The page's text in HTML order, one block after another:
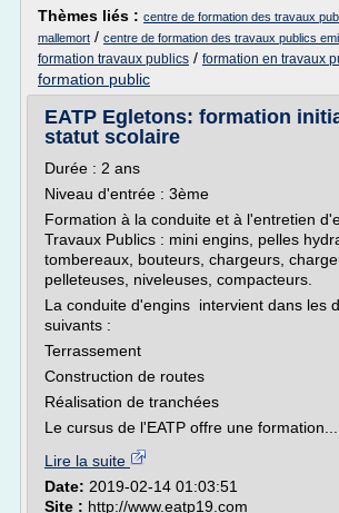
Thèmes liés : centre de formation des travaux
mallemort / centre de formation des travaux publics
formation travaux publics / formation en travaux
formation public
EATP Egletons: formation
statut scolaire
Durée : 2 ans
Niveau d'entrée : 3ème
Formation à la conduite et à l'entretien
Travaux Publics : mini engins, pelles
tombereaux, bouteurs, chargeurs,
pelleteuses, niveleuses, compacteurs.
La conduite d'engins intervient dans les
suivants :
Terrassement
Construction de routes
Réalisation de tranchées
Le cursus de l'EATP offre une formation...
Lire la suite
Date: 2019-02-14 01:03:51
Site : http://www.eatp19.com